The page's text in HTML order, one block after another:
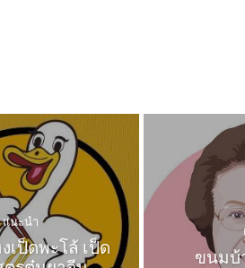
แนะนำ
เป็ดพะโล้ เป็ด
ขนมบ้